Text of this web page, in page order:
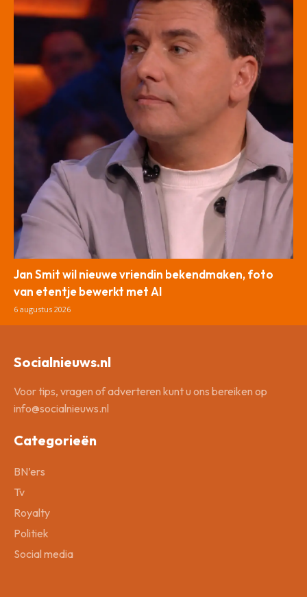
Jan Smit wil nieuwe vriendin bekendmaken, foto
van etentje bewerkt met AI
6 augustus 2026
Socialnieuws.nl
Voor tips, vragen of adverteren kunt u ons bereiken op
info@socialnieuws.nl
Categorieën
BN’ers
Tv
Royalty
Politiek
Social media